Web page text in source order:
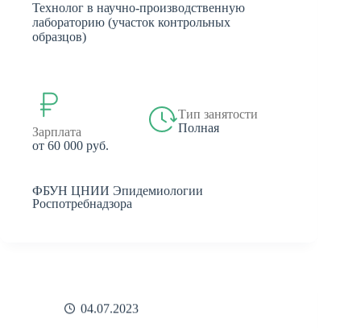
Технолог в научно-производственную
лабораторию (участок контрольных
образцов)
Зарплата
от 60 000 руб.
Тип занятости
Полная
ФБУН ЦНИИ Эпидемиологии
Роспотребнадзора
04.07.2023